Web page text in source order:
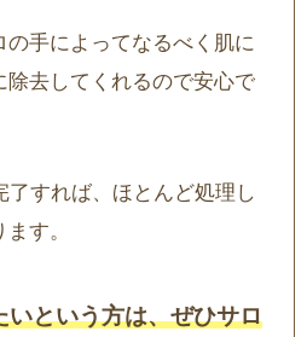
の手によってなるべく肌に
除去してくれるので安心で
了すれば、ほとんど処理し
す。
いという方は、ぜひサロ